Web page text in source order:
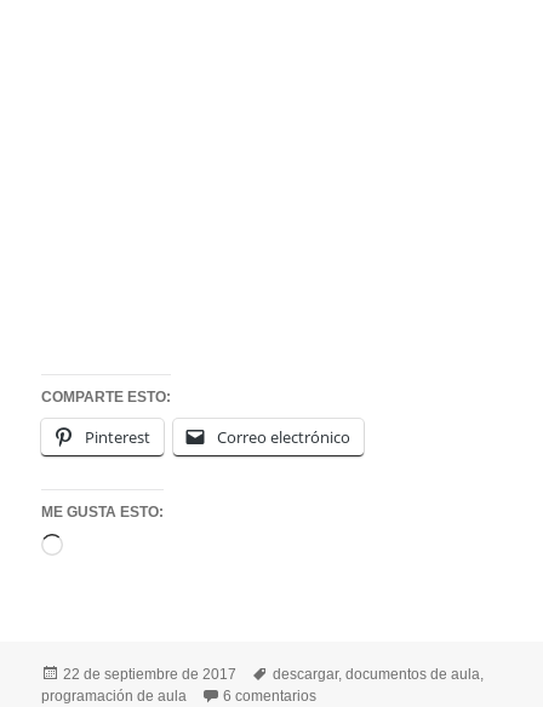
COMPARTE ESTO:
Pinterest Correo electrónico
ME GUSTA ESTO:
Cargando...
Publicado
el
22 de septiembre de 2017 Etiquetas
descargar,documentos de aula
programación de aula
6 comentariosen MI PROGRAMACIÓN DE